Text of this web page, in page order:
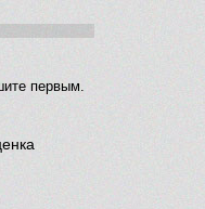
первым.